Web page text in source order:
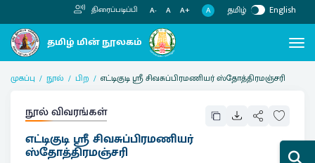
திரைப்படிப்பி A- A A+ A தமிழ் English
முகப்பு நூல் பிற எட்டிகுடி ஸ்ரீ சிவசுப்பிரமணியர் ஸ்தோத்திரமஞ்சரி
நூல் விவரங்கள்
எட்டிகுடி ஸ்ரீ சிவசுப்பிரமணியர்
ஸ்தோத்திரமஞ்சரி